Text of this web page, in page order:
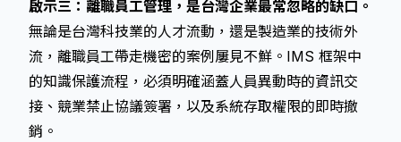
啟示三：離職員工管理，是台灣企業最常忽略的缺口。
無論是台灣科技業的人才流動，還是製造業的技術外
流，離職員工帶走機密的案例屢見不鮮。IMS 框架中
的知識保護流程，必須明確涵蓋人員異動時的資訊交
接、競業禁止協議簽署，以及系統存取權限的即時撤
銷。